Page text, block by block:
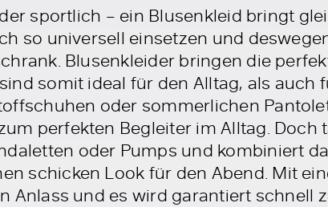
sportlich – ein Blusenkleid bringt
so universell einsetzen und
Blusenkleider bringen die
somit ideal für den Alltag, als auch
oder sommerlichen
perfekten Begleiter im Alltag. Doch
oder Pumps und kombiniert
schicken Look für den Abend. Mit
Anlass und es wird garantiert schnell